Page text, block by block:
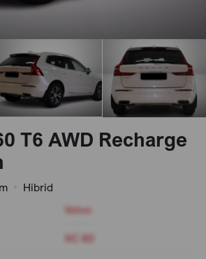
T6 AWD Recharge
Hibrid
Volvo
XC 60